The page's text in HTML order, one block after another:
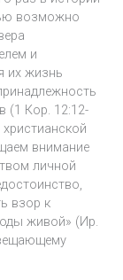
возможно
и
их жизнь
(1 Кор. 12:12-
внимание
личной
взор к
живой» (Ир.